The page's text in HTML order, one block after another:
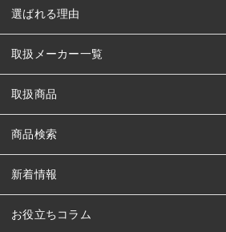
選ばれる理由
取扱メーカー一覧
取扱商品
商品検索
新着情報
お役立ちコラム